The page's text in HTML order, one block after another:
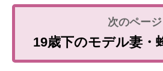
19歳下のモデル妻・